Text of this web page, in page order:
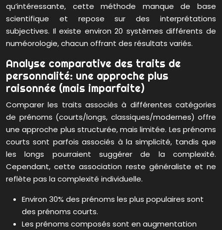
qu’intéressante, cette méthode manque de base
scientifique et repose sur des interprétations
subjectives. Il existe environ 20 systèmes différents de
numéorologie, chacun offrant des résultats variés.
Analyse comparative des traits de
personnalité: une approche plus
raisonnée (mais imparfaite)
Comparer les traits associés à différentes catégories
de prénoms (courts/longs, classiques/modernes) offre
une approche plus structurée, mais limitée. Les prénoms
courts sont parfois associés à la simplicité, tandis que
les longs pourraient suggérer de la complexité.
Cependant, cette association reste généraliste et ne
reflète pas la complexité individuelle.
Environ 30% des prénoms les plus populaires sont
des prénoms courts.
Les prénoms composés sont en augmentation